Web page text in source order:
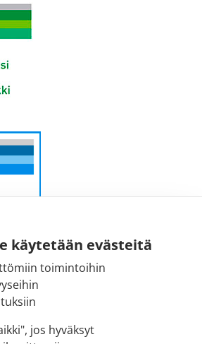
käytetään evästeitä
toimintoihin
jos hyväksyt